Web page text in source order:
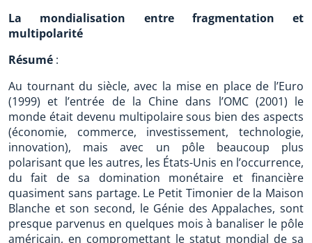
La mondialisation entre fragmentation et
multipolarité
Résumé :
Au tournant du siècle, avec la mise en place de l’Euro
(1999) et l’entrée de la Chine dans l’OMC (2001) le
monde était devenu multipolaire sous bien des aspects
(économie, commerce, investissement, technologie,
innovation), mais avec un pôle beaucoup plus
polarisant que les autres, les États-Unis en l’occurrence,
du fait de sa domination monétaire et financière
quasiment sans partage. Le Petit Timonier de la Maison
Blanche et son second, le Génie des Appalaches, sont
presque parvenus en quelques mois à banaliser le pôle
américain, en compromettant le statut mondial de sa